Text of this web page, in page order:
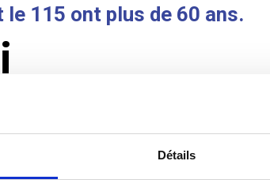
Détails
le 115 ont plus de 60 ans.
aujourd’hui plus de
(données 2018).
des plus âgés